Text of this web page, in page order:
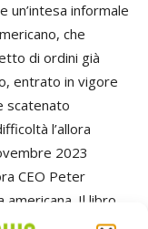
un’intesa informale
che
di ordini già
entrato in vigore
scatenato
l’allora
2023
CEO Peter
americana. Il libro
richiesta